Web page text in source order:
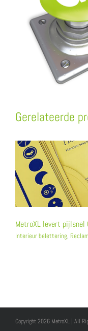
Gerelateerde
MetroXL levert pijlsnel
Interieur belettering,
Copyright 2026 MetroXL | All